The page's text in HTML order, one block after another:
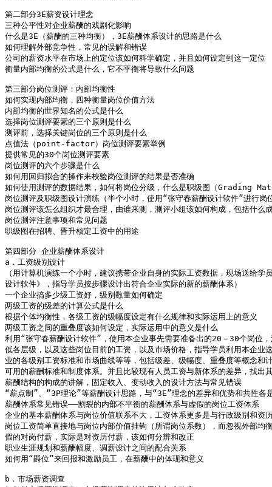
第二部分3E薪资设计理念
三种公平性对企业薪酬的戏剧化影响
什么是3E（薪酬的三种均衡），3E薪酬体系设计的思路是什么
如何理解外部竞争性，常见的误解和错误
公司的薪资水平在市场上的定位该如何科学确定，并且如何设定到这一定位
衡量内部均衡的公式是什么，它不平衡将导致什么问题
第三部分岗位测评：内部均衡性
如何实现内部均衡，四种衡量岗位价值方法
内部均衡的世界知名的公式是什么
选择岗位测评要素的三个原则是什么
测评前，选择关键岗位的三个原则是什么
点值法（point-factor）岗位测评要素举例
提供常见的30个岗位测评要素
岗位测评的六个步骤是什么
如何用回归拟合的操作来校验岗位测评的结果是否准确
如何使用测评的数据结果，如何将岗位分级，什么是职级图（Grading
岗位测评及职级图设计演练（半个小时，使用“张守春薪酬设计软件”进行岗
岗位测评该怎么组织才最合理，由谁来测，测评小组该如何构成，包括什么
岗位测评注意事项和常见问题
职级图在招聘、晋升核定工资中的用途
第四部分 企业薪酬体系设计
a．工资级别设计
（用计算机演练一个小时，建议携带企业自身的实际工资数据，现场送给学
设计软件》，指导学员按步骤设计出符合企业实际的新的薪酬体系）
一个企业搞多少级工资好，级别数量如何确定
两级工资的级差的计算公式是什么
根据个体均衡性，各级工资的级幅度设定有什么规律和实际运用上的意义
两级工资之间的重叠度该如何设定，实际运用中的意义是什么
利用“张守春薪酬设计软件”，使用本企业事先需要准备出的20－30个岗位
低各层级，以及这些岗位目前的工资，以及市场价格，指导学员利用本企业
业的各级别工资标准和市场曲线等等，包括级差、级幅度、重叠度等概念和
可用的薪酬标准和制度体系。并且比较现有人员工资与新体系的差异，找出
薪酬结构的构成的讲解，固定收入、变动收入的设计方法与常见错误
“薪点制”、“3P理论”等薪酬设计思路，与“3E”理念的差异和优势和共性各
薪酬体系常见错误――割裂的内部不平衡的薪酬体系与虚假的岗位工资体系
企业的基本薪酬体系与岗位价值联系不大，工资体系更多是与行政级别和资
岗位工资简单直接地与岗位内部价值挂钩（所谓岗位系数），而忽视外部均
假的对岗付薪，实际是对资历付薪，该如何分辨和改正
职业生涯规划和薪酬幅度、调薪设计之间的配合关系
如何用“爵位”来回报和激励员工，在薪酬中的体现和意义
b．市场薪资调查